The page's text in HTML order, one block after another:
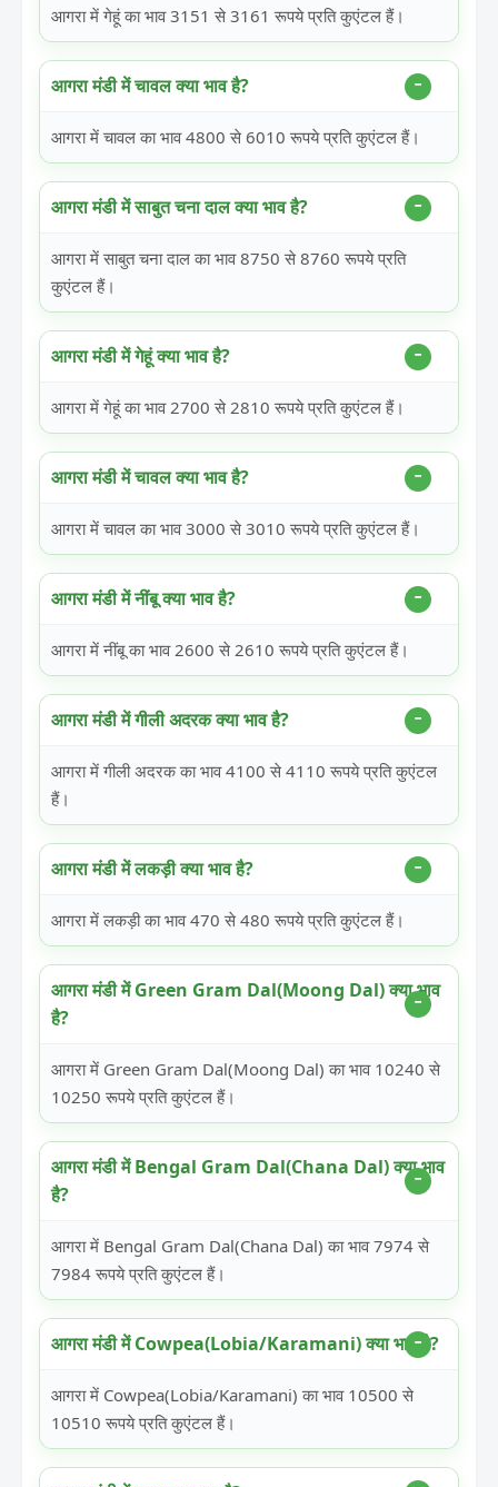
आगरा में गेहूं का भाव 3151 से 3161 रूपये प्रति कुएंटल हैं।
आगरा मंडी में चावल क्या भाव है?
आगरा में चावल का भाव 4800 से 6010 रूपये प्रति कुएंटल हैं।
आगरा मंडी में साबुत चना दाल क्या भाव है?
आगरा में साबुत चना दाल का भाव 8750 से 8760 रूपये प्रति
कुएंटल हैं।
आगरा मंडी में गेहूं क्या भाव है?
आगरा में गेहूं का भाव 2700 से 2810 रूपये प्रति कुएंटल हैं।
आगरा मंडी में चावल क्या भाव है?
आगरा में चावल का भाव 3000 से 3010 रूपये प्रति कुएंटल हैं।
आगरा मंडी में नींबू क्या भाव है?
आगरा में नींबू का भाव 2600 से 2610 रूपये प्रति कुएंटल हैं।
आगरा मंडी में गीली अदरक क्या भाव है?
आगरा में गीली अदरक का भाव 4100 से 4110 रूपये प्रति कुएंटल
हैं।
आगरा मंडी में लकड़ी क्या भाव है?
आगरा में लकड़ी का भाव 470 से 480 रूपये प्रति कुएंटल हैं।
आगरा मंडी में Green Gram Dal(Moong Dal) क्या भाव
है?
आगरा में Green Gram Dal(Moong Dal) का भाव 10240 से
10250 रूपये प्रति कुएंटल हैं।
आगरा मंडी में Bengal Gram Dal(Chana Dal) क्या भाव
है?
आगरा में Bengal Gram Dal(Chana Dal) का भाव 7974 से
7984 रूपये प्रति कुएंटल हैं।
आगरा मंडी में Cowpea(Lobia/Karamani) क्या भाव है?
आगरा में Cowpea(Lobia/Karamani) का भाव 10500 से
10510 रूपये प्रति कुएंटल हैं।